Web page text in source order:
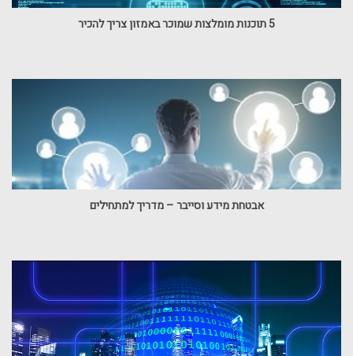
5 תוכנות מומלצות שמוכר באמזון צריך להכיר
אבטחת מידע וסייבר – מדריך למתחילים